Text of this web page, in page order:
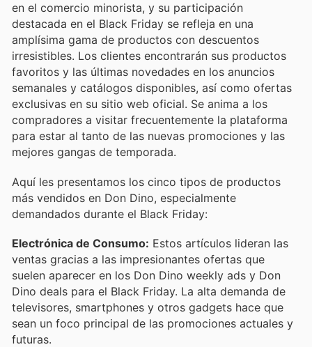
en el comercio minorista, y su participación
destacada en el Black Friday se refleja en una
amplísima gama de productos con descuentos
irresistibles. Los clientes encontrarán sus productos
favoritos y las últimas novedades en los anuncios
semanales y catálogos disponibles, así como ofertas
exclusivas en su sitio web oficial. Se anima a los
compradores a visitar frecuentemente la plataforma
para estar al tanto de las nuevas promociones y las
mejores gangas de temporada.
Aquí les presentamos los cinco tipos de productos
más vendidos en Don Dino, especialmente
demandados durante el Black Friday:
Electrónica de Consumo: Estos artículos lideran las
ventas gracias a las impresionantes ofertas que
suelen aparecer en los Don Dino weekly ads y Don
Dino deals para el Black Friday. La alta demanda de
televisores, smartphones y otros gadgets hace que
sean un foco principal de las promociones actuales y
futuras.